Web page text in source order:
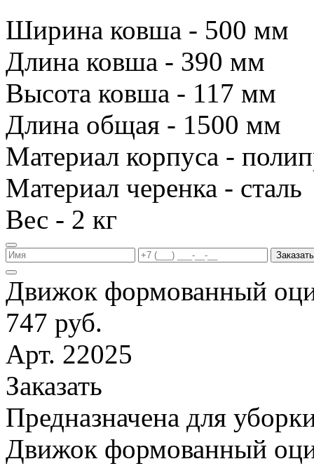
Ширина ковша - 500 мм
Длина ковша - 390 мм
Высота ковша - 117 мм
Длина общая - 1500 мм
Материал корпуса -
Материал черенка - сталь
Вес - 2 кг
Заказать
Движок формованный
747 руб.
Арт. 22025
Заказать
Предназначена для
Движок формованный